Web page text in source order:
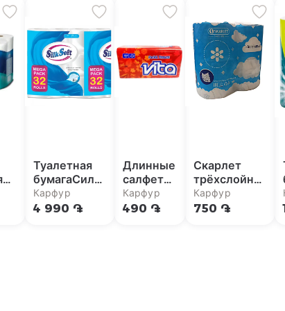
Туалетная
бумагаСилк
Софт
трёхслойная
Карфур
4 990 ֏
Длинные
салфетки
Вита 2-
слоя
Карфур
490 ֏
Скарлет
трёхслойная
туалетная
бумага x4
Карфур
750 ֏